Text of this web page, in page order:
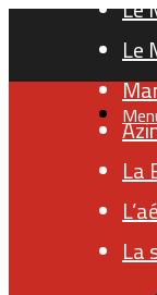
Le
Le
La
La